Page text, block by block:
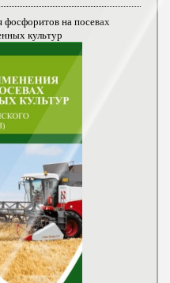
на посевах
культур